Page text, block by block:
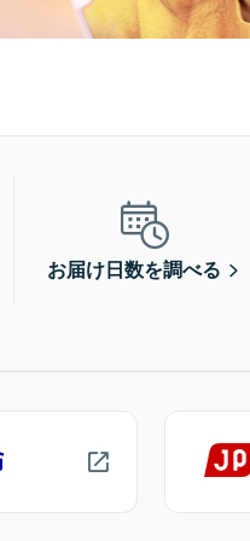
お届け日数を調べる